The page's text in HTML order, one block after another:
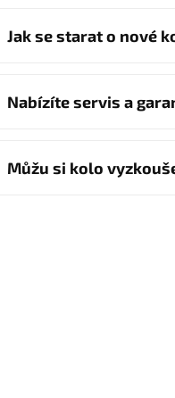
Jak se starat o nové
Nabízíte servis a
Můžu si kolo